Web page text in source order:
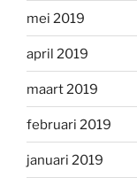
mei 2019
april 2019
maart 2019
februari 2019
januari 2019